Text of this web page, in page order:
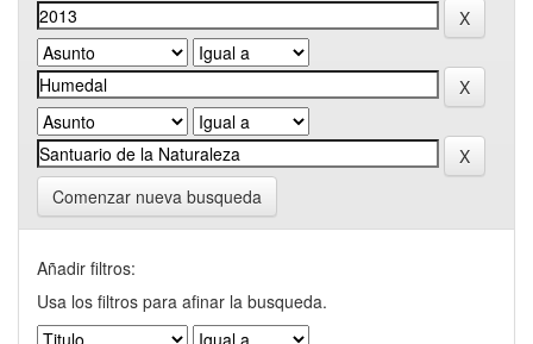
Comenzar nueva busqueda
Añadir filtros:
Usa los filtros para afinar la busqueda.